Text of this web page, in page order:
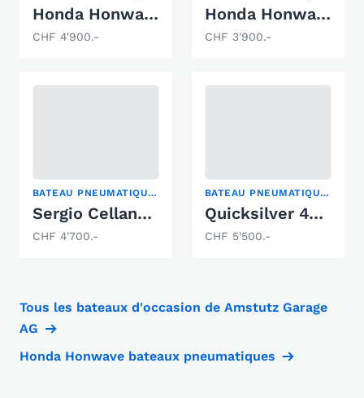
Honda Honwave T40 / 8PS
CHF 4'900.-
Honda Honwave T32 / 8PS
CHF 3'900.-
BATEAU PNEUMATIQUE PLIABLE
Sergio Cellano SC-420 AL
CHF 4'700.-
BATEAU PNEUMATIQUE PLIABLE
Quicksilver 470 Sport HD
CHF 5'500.-
Tous les bateaux d'occasion de Amstutz Garage
AG
Honda Honwave bateaux pneumatiques